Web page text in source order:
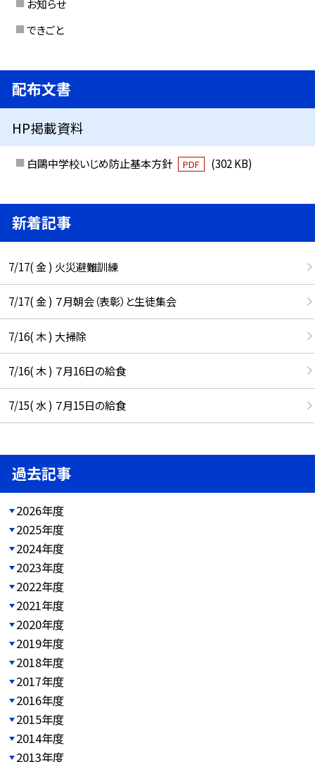
お知らせ
できごと
配布文書
HP掲載資料
白鷗中学校いじめ防止基本方針 PDF (302 KB)
新着記事
7/17( 金 ) 火災避難訓練
7/17( 金 ) ７月朝会（表彰）と生徒集会
7/16( 木 ) 大掃除
7/16( 木 ) ７月16日の給食
7/15( 水 ) ７月15日の給食
過去記事
2026年度
2025年度
2024年度
2023年度
2022年度
2021年度
2020年度
2019年度
2018年度
2017年度
2016年度
2015年度
2014年度
2013年度